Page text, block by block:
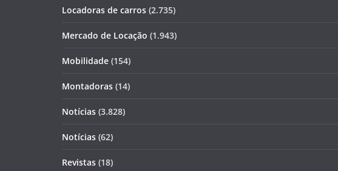
Locadoras de carros (2.735)
Mercado de Locação (1.943)
Mobilidade (154)
Montadoras (14)
Notícias (3.828)
Notícias (62)
Revistas (18)